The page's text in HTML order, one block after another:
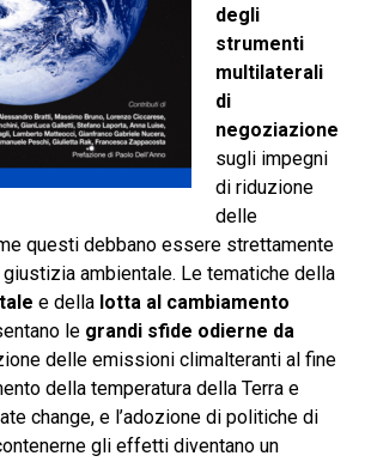
degli
strumenti
multilaterali
di
negoziazione
sugli impegni
di riduzione
delle
questi debbano essere strettamente
ambientale. Le tematiche della
e della lotta al cambiamento
le grandi sfide odierne da
delle emissioni climalteranti al fine
della temperatura della Terra e
change, e l’adozione di politiche di
gli effetti diventano un